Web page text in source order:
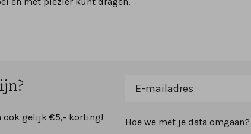
ook gelijk €5,- korting! Hoe we met je data